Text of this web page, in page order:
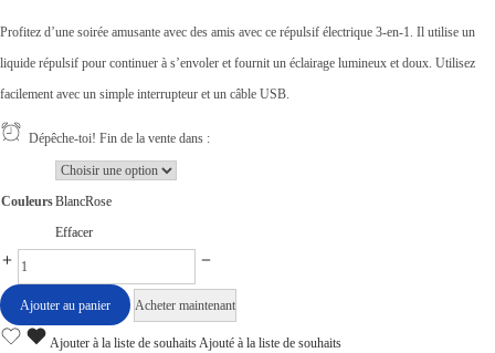
Profitez d’une soirée amusante avec des amis avec ce répulsif électrique 3-en-1. Il utilise un
liquide répulsif pour continuer à s’envoler et fournit un éclairage lumineux et doux. Utilisez
facilement avec un simple interrupteur et un câble USB.
Dépêche-toi! Fin de la vente dans :
CouleursBlancRose
Effacer
3
e
n
Ajouter au panier Acheter maintenant
Ajouter à la liste de souhaitsAjouté à la liste de souhaits